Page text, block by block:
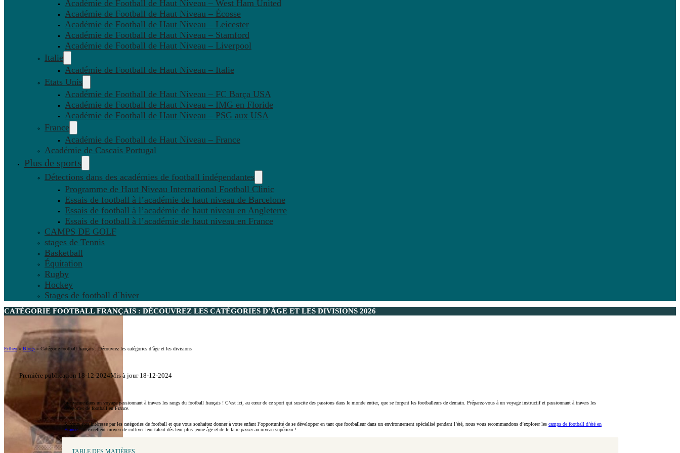
Académie de Football de Haut Niveau – West Ham United
Académie de Football de Haut Niveau – Écosse
Académie de Football de Haut Niveau – Leicester
Académie de Football de Haut Niveau – Stamford
Académie de Football de Haut Niveau – Liverpool
Italie
Académie de Football de Haut Niveau – Italie
Etats Unis
Académie de Football de Haut Niveau – FC Barça USA
Académie de Football de Haut Niveau – IMG en Floride
Académie de Football de Haut Niveau – PSG aux USA
France
Académie de Football de Haut Niveau – France
Académie de Cascais Portugal
Plus de sports
Détections dans des académies de football indépendantes
Programme de Haut Niveau International Football Clinic
Essais de football à l’académie de haut niveau de Barcelone
Essais de football à l’académie de haut niveau en Angleterre
Essais de football à l’académie de haut niveau en France
CAMPS DE GOLF
stages de Tennis
Basketball
Équitation
Rugby
Hockey
Stages de football d´hiver
CATÉGORIE FOOTBALL FRANÇAIS : DÉCOUVREZ LES CATÉGORIES D’ÂGE ET LES DIVISIONS 2026
Ertheo» Blogs » Catégorie football français : Découvrez les catégories d’âge et les divisions
Première publication 18-12-2024Mis à jour 18-12-2024
bienvenue dans un voyage passionnant à travers les rangs du football français ! C’est ici, au cœur de ce sport qui suscite des passions dans le monde entier, que se forgent les footballeurs de demain. Préparez-vous à un voyage instructif et passionnant à travers les
catégories de football en France.
Si vous êtes intéressé par les catégories de football et que vous souhaitez donner à votre enfant l’opportunité de se développer en tant que footballeur dans un environnement spécialisé pendant l’été, nous vous recommandons d’explorer les camps de football d’été en
France – un excellent moyen de cultiver leur talent dès leur plus jeune âge et de le faire passer au niveau supérieur !
TABLE DES MATIÈRES